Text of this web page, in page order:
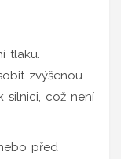
tlaku.
zvýšenou
silnici, což není
před